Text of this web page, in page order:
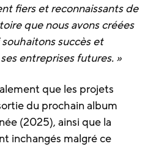
fiers et reconnaissants de
que nous avons créées
succès et
entreprises futures. »
que les projets
du prochain album
(2025), ainsi que la
inchangés malgré ce